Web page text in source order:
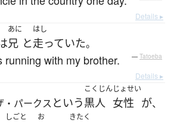
Details ▸
あに
兄 と
はし
走っていた。
running with my brother. — Tatoeba
Details ▸
・パークスという
こくじん
黒人
じょせい
女性 が、
しごと お きたく